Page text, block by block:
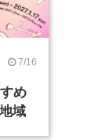
7/16
め
域